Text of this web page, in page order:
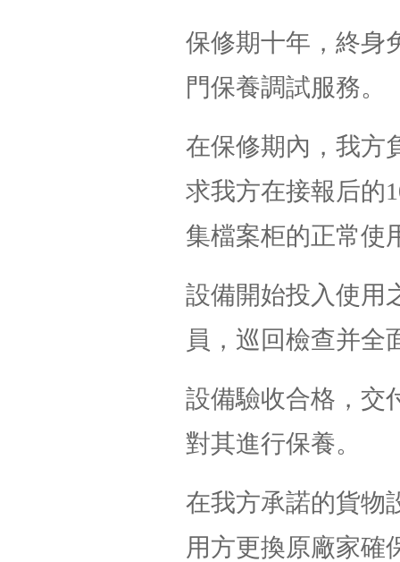
保修期十年，終身
門保養調試服務。
在保修期內，我方
求我方在接報后的
集檔案柜的正常使
設備開始投入使用
員，巡回檢查并全
設備驗收合格，交
對其進行保養。
在我方承諾的貨物
用方更換原廠家確